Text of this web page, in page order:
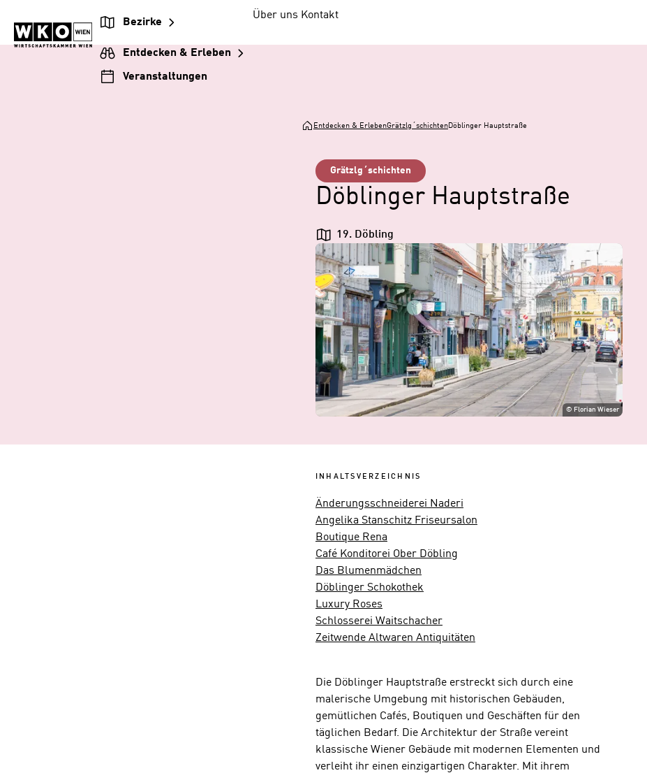
Inhalt
springen
Hauptnavigation
springen
Footer
springen
Bezirke
Entdecken & Erleben
Veranstaltungen
Über uns Kontakt
Entdecken & ErlebenGrätzlg´schichtenDöblinger Hauptstraße
Grätzlg´schichten
Döblinger Hauptstraße
19. Döbling
© Florian Wieser
INHALTSVERZEICHNIS
Änderungsschneiderei Naderi
Angelika Stanschitz Friseursalon
Boutique Rena
Café Konditorei Ober Döbling
Das Blumenmädchen
Döblinger Schokothek
Luxury Roses
Schlosserei Waitschacher
Zeitwende Altwaren Antiquitäten
Die Döblinger Hauptstraße erstreckt sich durch eine
malerische Umgebung mit historischen Gebäuden,
gemütlichen Cafés, Boutiquen und Geschäften für den
täglichen Bedarf. Die Architektur der Straße vereint
klassische Wiener Gebäude mit modernen Elementen und
verleiht ihr einen einzigartigen Charakter. Mit ihrem